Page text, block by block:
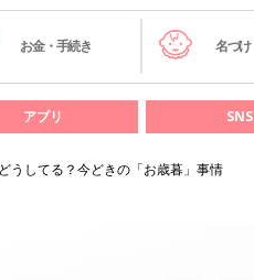
お金・手続き 名づけ
アプリ SNS
うしてる？今どきの「お歳暮」事情